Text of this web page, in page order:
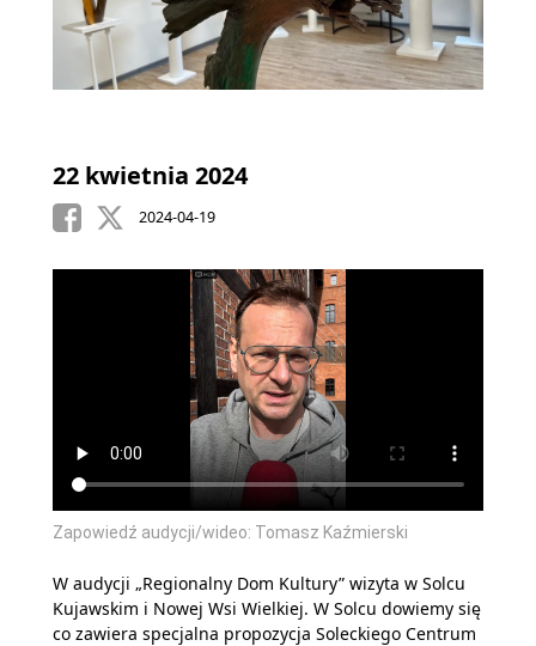
22 kwietnia 2024
2024-04-19
Zapowiedź audycji/wideo: Tomasz Kaźmierski
W audycji „Regionalny Dom Kultury” wizyta w Solcu
Kujawskim i Nowej Wsi Wielkiej. W Solcu dowiemy się
co zawiera specjalna propozycja Soleckiego Centrum